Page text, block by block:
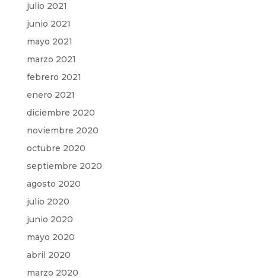
julio 2021
junio 2021
mayo 2021
marzo 2021
febrero 2021
enero 2021
diciembre 2020
noviembre 2020
octubre 2020
septiembre 2020
agosto 2020
julio 2020
junio 2020
mayo 2020
abril 2020
marzo 2020